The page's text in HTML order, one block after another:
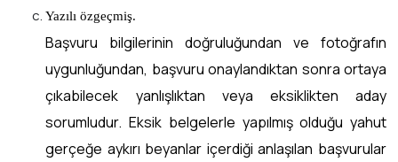
Yazılı özgeçmiş.
Başvuru bilgilerinin doğruluğundan ve fotoğrafın
uygunluğundan, başvuru onaylandıktan sonra ortaya
çıkabilecek yanlışlıktan veya eksiklikten aday
sorumludur. Eksik belgelerle yapılmış olduğu yahut
gerçeğe aykırı beyanlar içerdiği anlaşılan başvurular